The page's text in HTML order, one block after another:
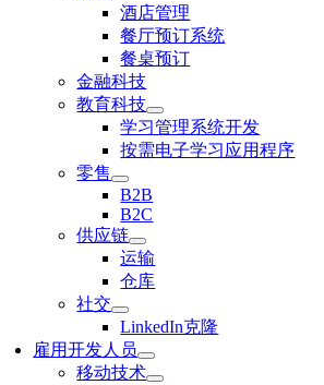
酒店管理
餐厅预订系统
餐桌预订
金融科技
教育科技
学习管理系统开发
按需电子学习应用程序
零售
B2B
B2C
供应链
运输
仓库
社交
LinkedIn克隆
雇用开发人员
移动技术